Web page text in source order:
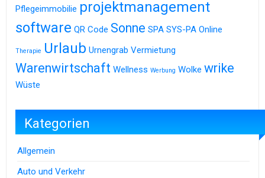
Pflegeimmobilie projektmanagement
software QR Code Sonne SPA SYS-PA Online
Therapie Urlaub Urnengrab Vermietung
Warenwirtschaft Wellness Werbung Wolke wrike
Wüste
Kategorien
Allgemein
Auto und Verkehr